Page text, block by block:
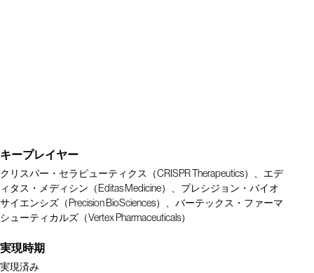
キープレイヤー
クリスパー・セラピューティクス（CRISPR Therapeutics）、エデ
ィタス・メディシン（Editas Medicine）、プレシジョン・バイオ
サイエンシズ（Precision BioSciences）、バーテックス・ファーマ
シューティカルズ（Vertex Pharmaceuticals）
実現時期
実現済み